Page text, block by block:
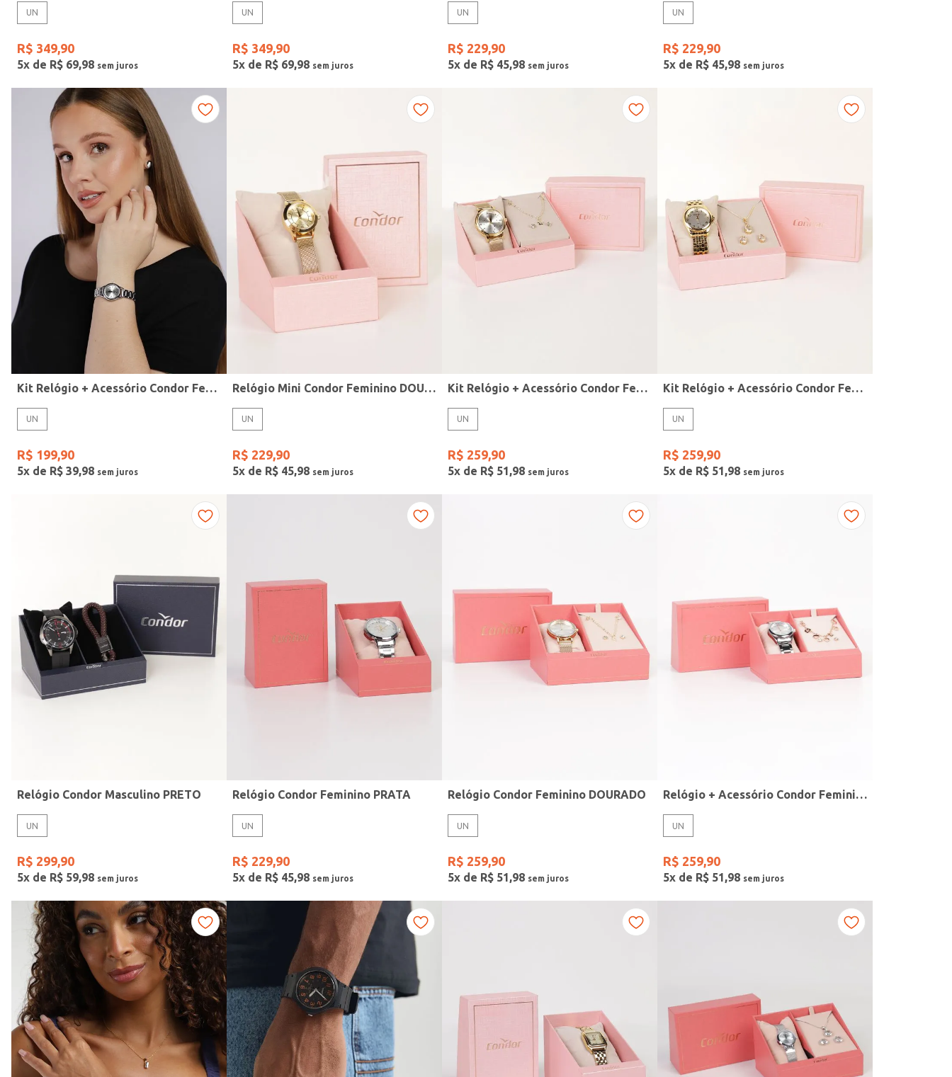
Fitness
UN
R$ 349,90
5x de R$ 69,98
UN
R$ 349,90
5x de R$ 69,98
UN
R$ 229,90
5x de R$ 45,98
UN
R$ 229,90
5x de R$ 45,98
Kit Relógio + Acessório Condor Feminino PRATA
UN
R$ 199,90
5x de R$ 39,98
Relógio Mini Condor Feminino DOURADO
UN
R$ 229,90
5x de R$ 45,98
Kit Relógio + Acessório Condor Feminino DOURADO
UN
R$ 259,90
5x de R$ 51,98
Kit Relógio + Acessório Condor Feminino DOURADO
UN
R$ 259,90
5x de R$ 51,98
Relógio Condor Masculino PRETO
UN
R$ 299,90
5x de R$ 59,98
Relógio Condor Feminino PRATA
UN
R$ 229,90
5x de R$ 45,98
Relógio Condor Feminino DOURADO
UN
R$ 259,90
5x de R$ 51,98
Relógio + Acessório Condor Feminino PRATA
UN
R$ 259,90
5x de R$ 51,98